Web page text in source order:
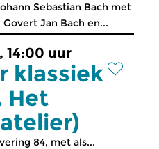
Sebastian Bach met
Jan Bach en...
14:00 uur
klassiek
Het
84, met als...